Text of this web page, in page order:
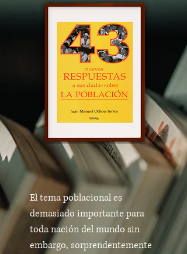
El tema poblacional es
demasiado importante para
toda nación del mundo sin
embargo, sorprendentemente